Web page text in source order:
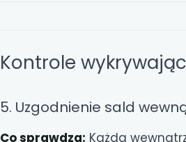
Kontrole
5. Uzgodnienie sald
Co sprawdza: Każda